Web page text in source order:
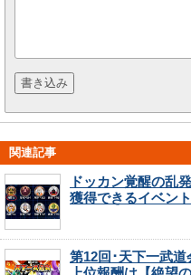
関連記事
ドッカン覚醒の乱
獲得できるイベント
第12回･天下一武